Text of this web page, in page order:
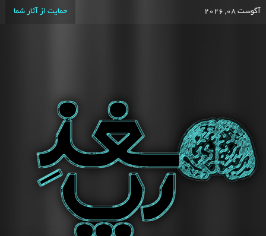
آگوست 08, 2026 حمایت از آثار شما